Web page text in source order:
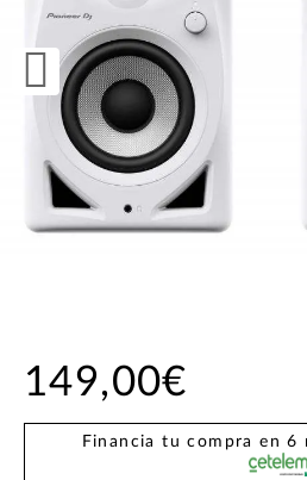
149,00€
Financia tu compra en 6